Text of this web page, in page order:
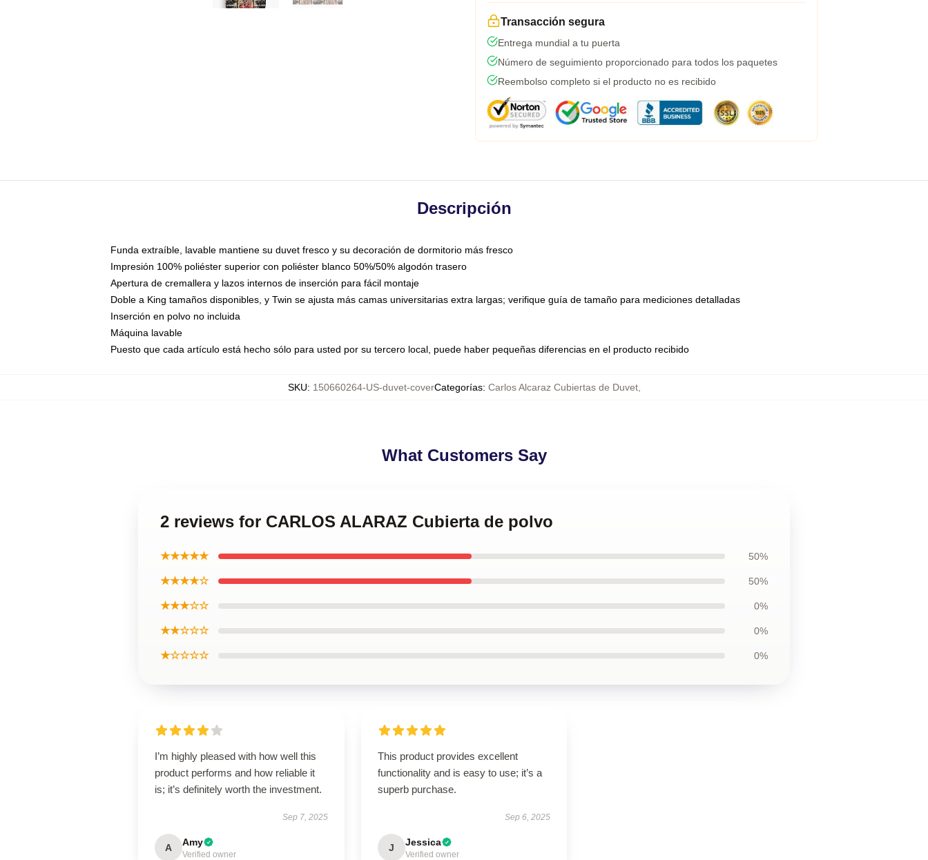
Transacción segura
Entrega mundial a tu puerta
Número de seguimiento proporcionado para todos los paquetes
Reembolso completo si el producto no es recibido
Descripción
Funda extraíble, lavable mantiene su duvet fresco y su decoración de dormitorio más fresco
Impresión 100% poliéster superior con poliéster blanco 50%/50% algodón trasero
Apertura de cremallera y lazos internos de inserción para fácil montaje
Doble a King tamaños disponibles, y Twin se ajusta más camas universitarias extra largas; verifique guía de tamaño para mediciones detalladas
Inserción en polvo no incluida
Máquina lavable
Puesto que cada artículo está hecho sólo para usted por su tercero local, puede haber pequeñas diferencias en el producto recibido
SKU: 150660264-US-duvet-coverCategorías: Carlos Alcaraz Cubiertas de Duvet,
What Customers Say
2 reviews for CARLOS ALARAZ Cubierta de polvo
★★★★★ 50%
★★★★☆ 50%
★★★☆☆ 0%
★★☆☆☆ 0%
★☆☆☆☆ 0%
I’m highly pleased with how well this
product performs and how reliable it
is; it’s definitely worth the investment.
Sep 7, 2025
A Amy
Verified owner
This product provides excellent
functionality and is easy to use; it’s a
superb purchase.
Sep 6, 2025
J Jessica
Verified owner